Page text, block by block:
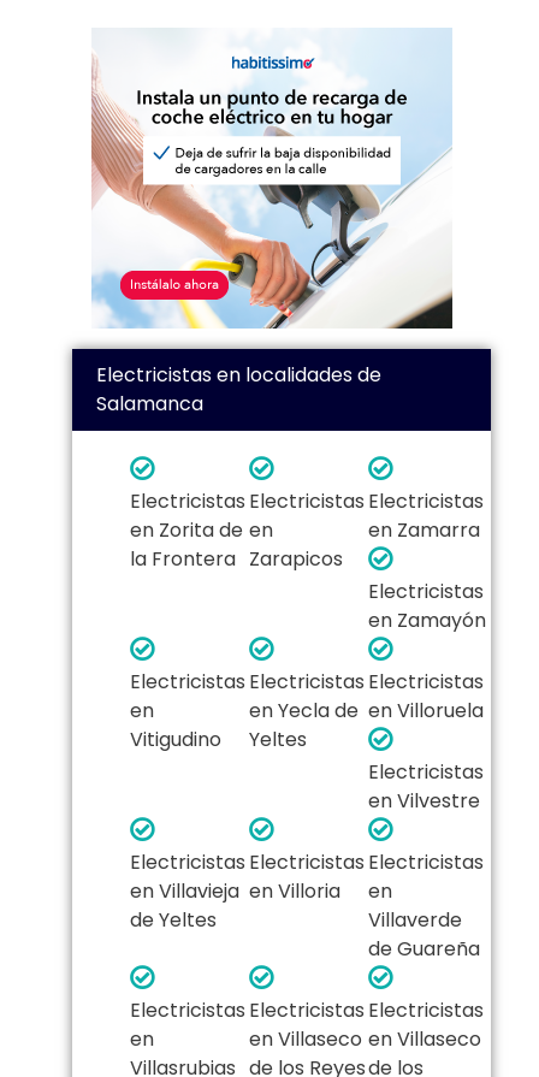
Electricistas en localidades de
Salamanca
Electricistas
en Zorita de
la Frontera
Electricistas
en
Zarapicos
Electricistas
en Zamarra
Electricistas
en Zamayón
Electricistas
en
Vitigudino
Electricistas
en Yecla de
Yeltes
Electricistas
en Villoruela
Electricistas
en Vilvestre
Electricistas
en Villavieja
de Yeltes
Electricistas
en Villoria
Electricistas
en
Villaverde
de Guareña
Electricistas
en
Villasrubias
Electricistas
en Villaseco
de los Reyes
Electricistas
en Villaseco
de los